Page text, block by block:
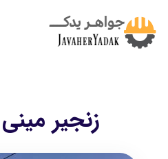
زنجیر